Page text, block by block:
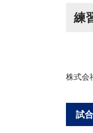
練
株式会
試